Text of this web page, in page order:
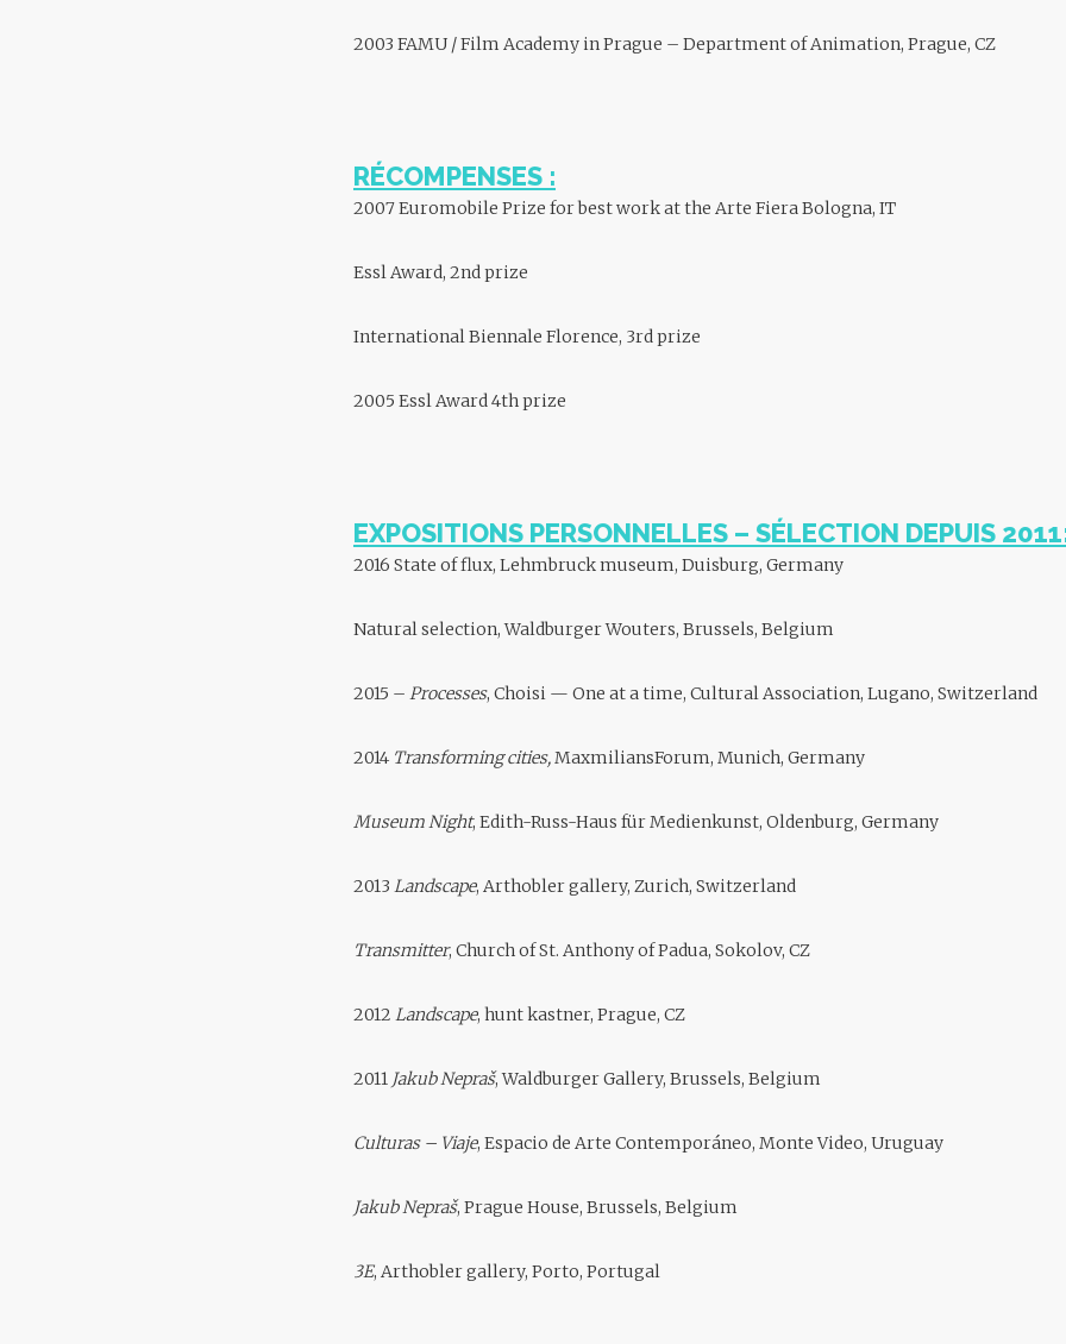
2003 FAMU / Film Academy in Prague – Department of Animation, Prague, CZ
RÉCOMPENSES :
2007 Euromobile Prize for best work at the Arte Fiera Bologna, IT
Essl Award, 2nd prize
International Biennale Florence, 3rd prize
2005 Essl Award 4th prize
EXPOSITIONS PERSONNELLES – SÉLECTION DEPUIS
2016 State of flux, Lehmbruck museum, Duisburg, Germany
Natural selection, Waldburger Wouters, Brussels, Belgium
2015 – Processes, Choisi — One at a time, Cultural Association, Lugano, Switzerland
2014 Transforming cities,MaxmiliansForum, Munich, Germany
Museum Night, Edith-Russ-Haus für Medienkunst, Oldenburg, Germany
2013 Landscape, Arthobler gallery, Zurich, Switzerland
Transmitter, Church of St. Anthony of Padua, Sokolov, CZ
2012 Landscape, hunt kastner, Prague, CZ
2011 Jakub Nepraš, Waldburger Gallery, Brussels, Belgium
Culturas – Viaje, Espacio de Arte Contemporáneo, Monte Video, Uruguay
Jakub Nepraš, Prague House, Brussels, Belgium
3E, Arthobler gallery, Porto, Portugal